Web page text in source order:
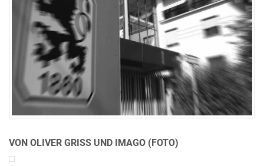
VON OLIVER GRISS UND IMAGO (FOTO)